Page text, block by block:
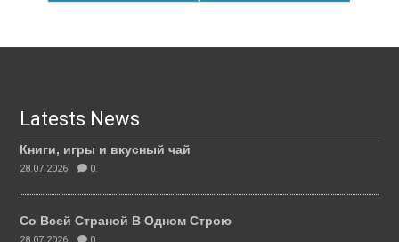
Latests News
Книги, игры и вкусный чай
28.07.2026 0.
Со Всей Страной В Одном Строю
28.07.2026 0.